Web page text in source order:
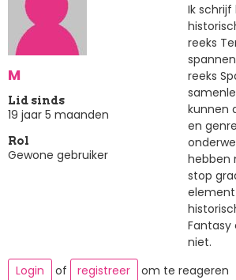
M
Lid sinds
19 jaar 5 maanden
Rol
Gewone gebruiker
Ik schrijf
reeks
reeks
kunnen
en
hebben
stop
element
Fantasy
niet.
Login
of registreer om te reageren